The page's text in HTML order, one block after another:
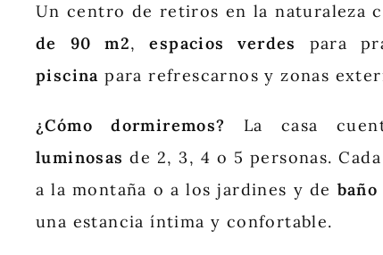
Un centro de retiros en la naturaleza
de 90 m2,espacios verdes
para
piscina para refrescarnos y zonas
¿Cómo dormiremos? La casa
luminosas de 2, 3, 4 o 5 personas.
a la montaña o a los jardines y de
una estancia íntima y confortable.